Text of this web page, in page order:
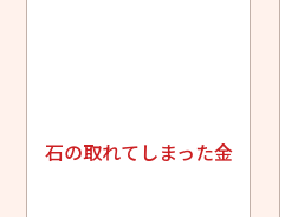
石の取れてしまった金